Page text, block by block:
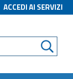
ACCEDI AI SERVIZI